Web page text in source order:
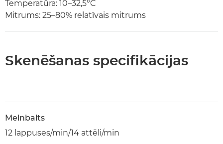
Temperatūra: 10–32,5°C
Mitrums: 25–80% relatīvais mitrums
Skenēšanas specifikācijas
Melnbalts
12 lappuses/min/14 attēli/min